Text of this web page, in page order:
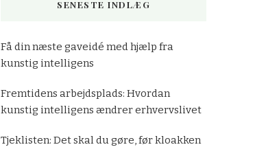
SENESTE INDLÆG
Få din næste gaveidé med hjælp fra
kunstig intelligens
Fremtidens arbejdsplads: Hvordan
kunstig intelligens ændrer erhvervslivet
Tjeklisten: Det skal du gøre, før kloakken